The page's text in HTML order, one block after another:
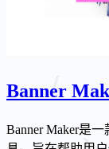
Banner
Banner Maker是